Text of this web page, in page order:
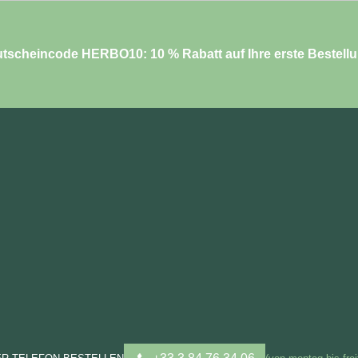
HERBO10: 10 % Rabatt auf Ihre erste